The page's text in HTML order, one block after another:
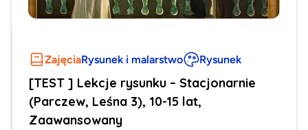
ZajęciaRysunek i malarstwo Rysunek
[TEST ] Lekcje rysunku – Stacjonarnie
(Parczew, Leśna 3), 10-15 lat,
Zaawansowany